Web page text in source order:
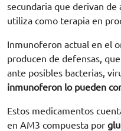
secundaria que derivan de
utiliza como terapia en
Inmunoferon actual en el
producen de defensas,
ante posibles bacterias,
inmunoferon lo pueden
Estos medicamentos
en AM3 compuesta por